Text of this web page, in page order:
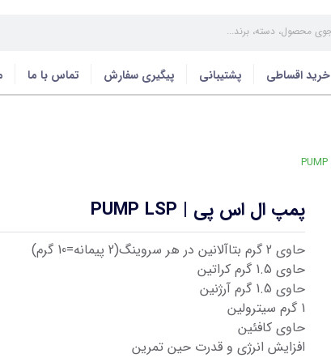
خرید اقساطی پشتیبانی پیگیری سفارش تماس با ما
پمپ ال اس پی | PUMP LSP
حاوی 2 گرم بتاآلانین در هر سروینگ(2 پیمانه=10 گرم)
حاوی 1.5 گرم کراتین
حاوی 1.5 گرم آرژنین
1 گرم سیترولین
حاوی کافئین
افزایش انرژی و قدرت حین تمرین